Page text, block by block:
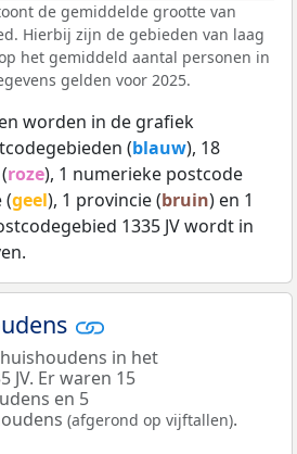
de gemiddelde grootte van
Hierbij zijn de gebieden van laag
het gemiddeld aantal personen in
gelden voor 2025.
worden in de grafiek
(blauw), 18
roze), 1 numerieke postcode
(geel), 1 provincie (bruin) en 1
1335 JV wordt in
in het
JV. Er waren 15
en 5
(afgerond op vijftallen).